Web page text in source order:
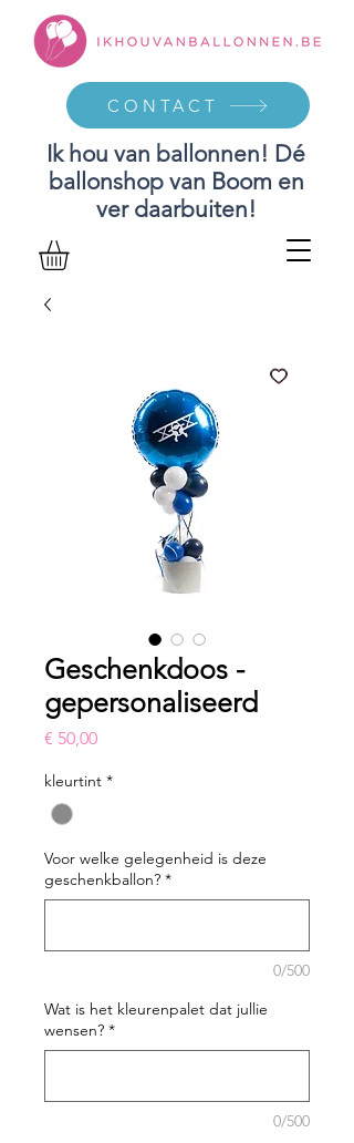
Ik hou van ballonnen! Dé
ballonshop van Boom en
ver daarbuiten!
CONTACT
Geschenkdoos -
gepersonaliseerd
€ 50,00Prijs
kleurtint *
Voor welke gelegenheid is deze
geschenkballon? *
0/500
Wat is het kleurenpalet dat jullie
wensen? *
0/500